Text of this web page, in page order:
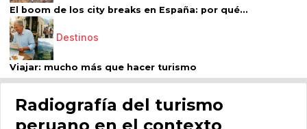
El boom de los city breaks en España: por qué...
Destinos
Viajar: mucho más que hacer turismo
Radiografía del turismo